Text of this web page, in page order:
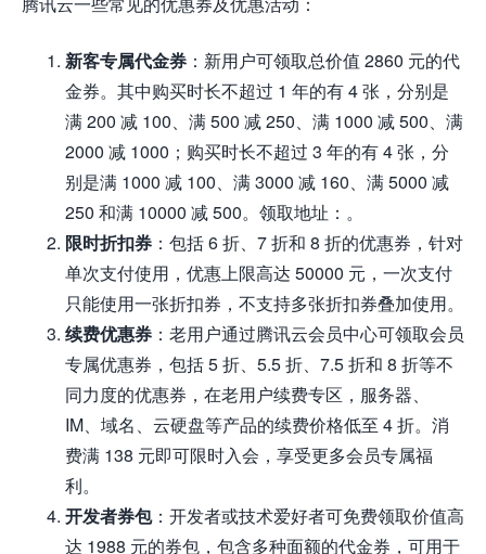
新客专属代金券 ：新用户可领取总价值 2860 元的代
金券。其中购买时长不超过 1 年的有 4 张，分别是
满 200 减 100、满 500 减 250、满 1000 减 500、满
2000 减 1000；购买时长不超过 3 年的有 4 张，分
别是满 1000 减 100、满 3000 减 160、满 5000 减
250 和满 10000 减 500。领取地址：。
限时折扣券 ：包括 6 折、7 折和 8 折的优惠券，针对
单次支付使用，优惠上限高达 50000 元，一次支付
只能使用一张折扣券，不支持多张折扣券叠加使用。
续费优惠券 ：老用户通过腾讯云会员中心可领取会员
专属优惠券，包括 5 折、5.5 折、7.5 折和 8 折等不
同力度的优惠券，在老用户续费专区，服务器、
IM、域名、云硬盘等产品的续费价格低至 4 折。消
费满 138 元即可限时入会，享受更多会员专属福
利。
开发者券包：开发者或技术爱好者可免费领取价值高
达 1988 元的券包，包含多种面额的代金券，可用于